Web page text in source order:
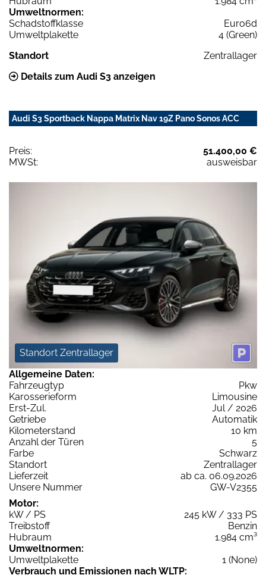
Umweltnormen:
Schadstoffklasse
Euro6d
Umweltplakette
4 (Green)
Standort
Zentrallager
Details zum Audi S3 anzeigen
Audi S3 Sportback Nappa Matrix Nav 19Z Pano Sonos ACC
Preis:
51.400,00 €
MWSt:
ausweisbar
Standort Zentrallager
Allgemeine Daten:
Fahrzeugtyp
Pkw
Karosserieform
Limousine
Erst-Zul.
Jul / 2026
Getriebe
Automatik
Kilometerstand
10 km
Anzahl der Türen
5
Farbe
Schwarz
Standort
Zentrallager
Lieferzeit
ab ca. 06.09.2026
Unsere Nummer
GW-V2355
Motor:
kW / PS
245 kW / 333 PS
Treibstoff
Benzin
Hubraum
1.984 cm³
Umweltnormen:
Umweltplakette
1 (None)
Verbrauch und Emissionen nach WLTP: